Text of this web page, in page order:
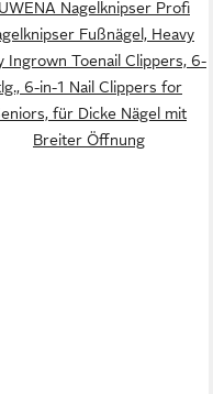
Nagelknipser Profi
Fußnägel, Heavy
Ingrown Toenail Clippers, 6-
6-in-1 Nail Clippers for
für Dicke Nägel mit
Breiter Öffnung